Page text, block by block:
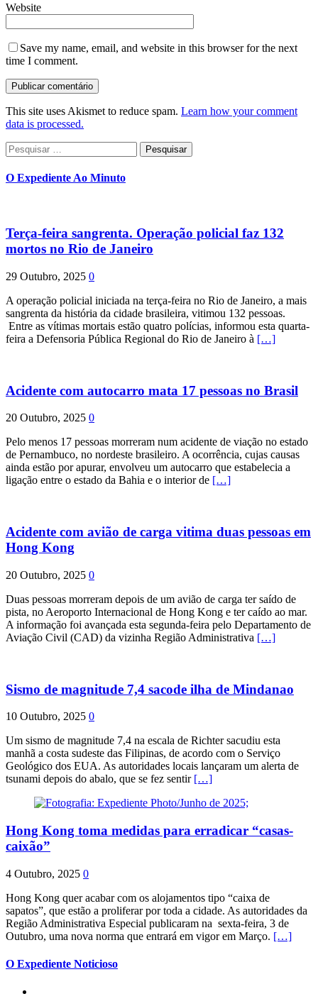
Website
Save my name, email, and website in this browser for the next
time I comment.
This site uses Akismet to reduce spam. Learn how your comment
data is processed.
Pesquisar
por:
O Expediente Ao Minuto
Terça-feira sangrenta. Operação policial faz 132
mortos no Rio de Janeiro
29 Outubro, 2025 0
A operação policial iniciada na terça-feira no Rio de Janeiro, a mais
sangrenta da história da cidade brasileira, vitimou 132 pessoas.
Entre as vítimas mortais estão quatro polícias, informou esta quarta-
feira a Defensoria Pública Regional do Rio de Janeiro à […]
Acidente com autocarro mata 17 pessoas no Brasil
20 Outubro, 2025 0
Pelo menos 17 pessoas morreram num acidente de viação no estado
de Pernambuco, no nordeste brasileiro. A ocorrência, cujas causas
ainda estão por apurar, envolveu um autocarro que estabelecia a
ligação entre o estado da Bahia e o interior de […]
Acidente com avião de carga vitima duas pessoas em
Hong Kong
20 Outubro, 2025 0
Duas pessoas morreram depois de um avião de carga ter saído de
pista, no Aeroporto Internacional de Hong Kong e ter caído ao mar.
A informação foi avançada esta segunda-feira pelo Departamento de
Aviação Civil (CAD) da vizinha Região Administrativa […]
Sismo de magnitude 7,4 sacode ilha de Mindanao
10 Outubro, 2025 0
Um sismo de magnitude 7,4 na escala de Richter sacudiu esta
manhã a costa sudeste das Filipinas, de acordo com o Serviço
Geológico dos EUA. As autoridades locais lançaram um alerta de
tsunami depois do abalo, que se fez sentir […]
Hong Kong toma medidas para erradicar “casas-
caixão”
4 Outubro, 2025 0
Hong Kong quer acabar com os alojamentos tipo “caixa de
sapatos”, que estão a proliferar por toda a cidade. As autoridades da
Região Administrativa Especial publicaram na sexta-feira, 3 de
Outubro, uma nova norma que entrará em vigor em Março. […]
O Expediente Noticioso